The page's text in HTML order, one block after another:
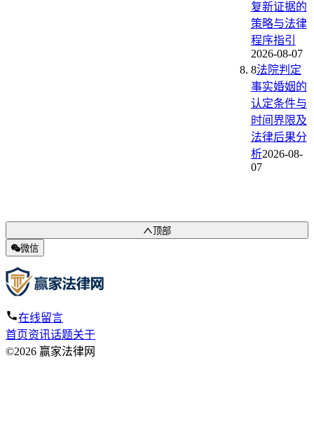
复新证据的
策略与法律
程序指引
2026-08-07
8法院判定
事实婚姻的
认定条件与
时间界限及
法律后果分
析2026-08-
07
顶部
微信
在线留言
首页资讯话题关于
©2026 赢家法律网